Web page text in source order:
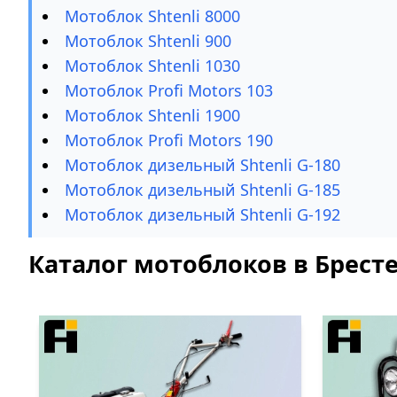
Мотоблок Shtenli 8000
Мотоблок Shtenli 900
Мотоблок Shtenli 1030
Мотоблок Profi Motors 103
Мотоблок Shtenli 1900
Мотоблок Profi Motors 190
Мотоблок дизельный Shtenli G-180
Мотоблок дизельный Shtenli G-185
Мотоблок дизельный Shtenli G-192
Каталог мотоблоков в